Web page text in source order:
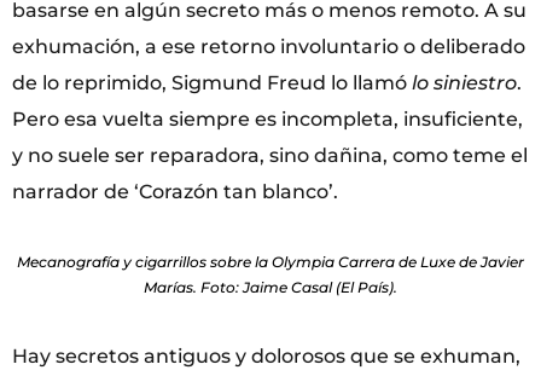
basarse en algún secreto más o menos remoto. A su
exhumación, a ese retorno involuntario o deliberado
de lo reprimido, Sigmund Freud lo llamó lo siniestro.
Pero esa vuelta siempre es incompleta, insuficiente,
y no suele ser reparadora, sino dañina, como teme el
narrador de ‘Corazón tan blanco’.
Mecanografía y cigarrillos sobre la Olympia Carrera de Luxe de Javier
Marías. Foto: Jaime Casal (El País).
Hay secretos antiguos y dolorosos que se exhuman,